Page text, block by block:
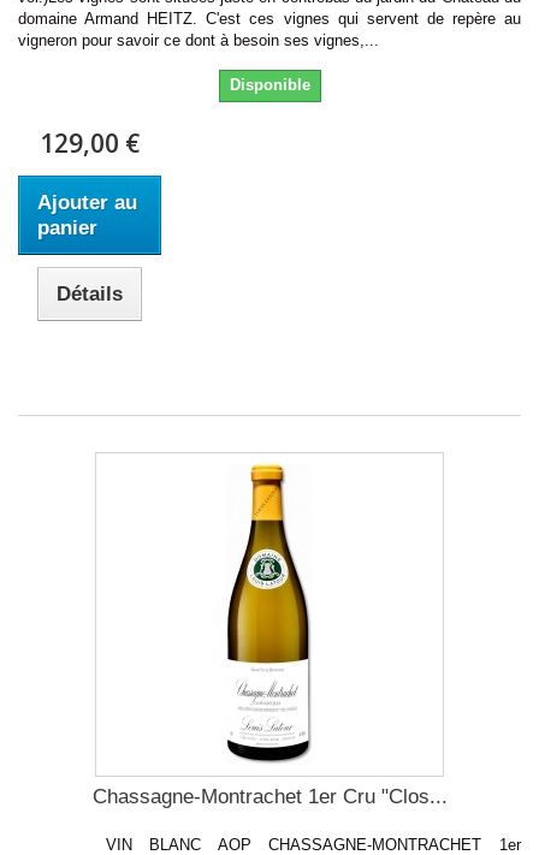
domaine Armand HEITZ. C'est ces vignes qui servent de repère au
vigneron pour savoir ce dont à besoin ses vignes,...
Disponible
129,00 €
Ajouter au
panier
Détails
Chassagne-Montrachet 1er Cru "Clos...
VIN BLANC AOP CHASSAGNE-MONTRACHET 1er